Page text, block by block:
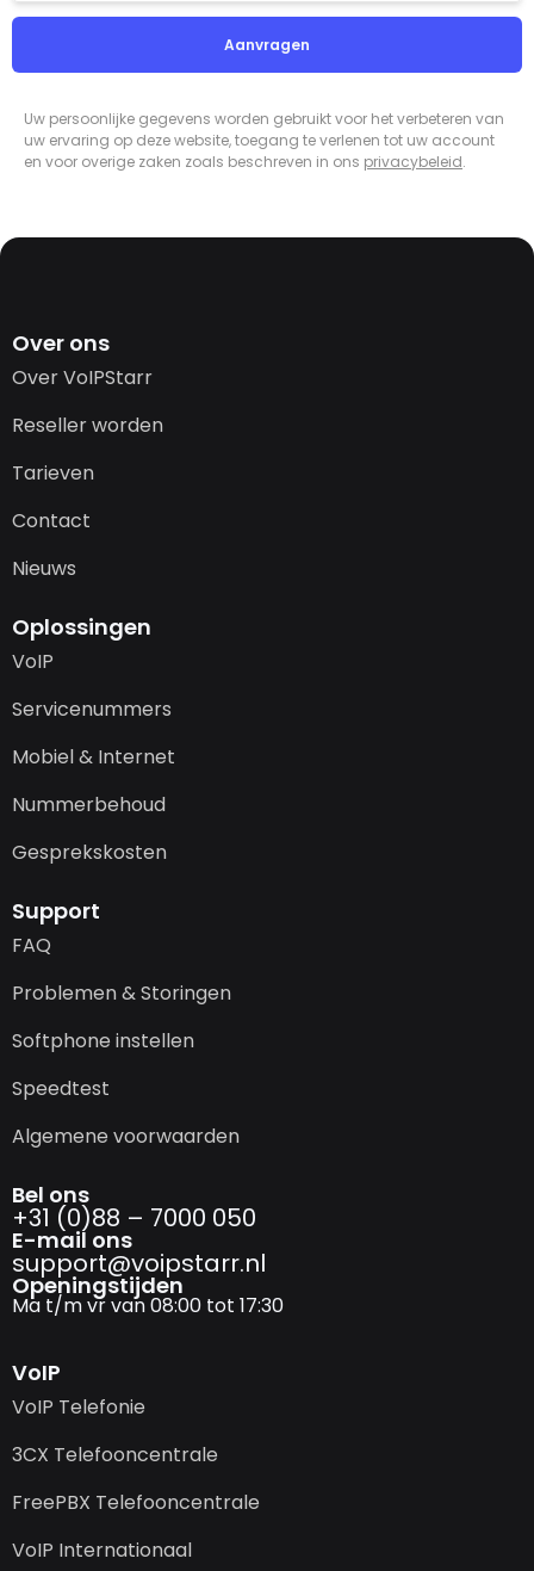
Aanvragen
Uw persoonlijke gegevens worden gebruikt voor het verbeteren van
uw ervaring op deze website, toegang te verlenen tot uw account
en voor overige zaken zoals beschreven in ons privacybeleid.
Over ons
Over VoIPStarr
Reseller worden
Tarieven
Contact
Nieuws
Oplossingen
VoIP
Servicenummers
Mobiel & Internet
Nummerbehoud
Gesprekskosten
Support
FAQ
Problemen & Storingen
Softphone instellen
Speedtest
Algemene voorwaarden
Bel ons
+31 (0)88 – 7000 050
E-mail ons
support@­voipstarr.nl
Openingstijden
Ma t/m vr van 08:00 tot 17:30
VoIP
VoIP Telefonie
3CX Telefooncentrale
FreePBX Telefooncentrale
VoIP Internationaal